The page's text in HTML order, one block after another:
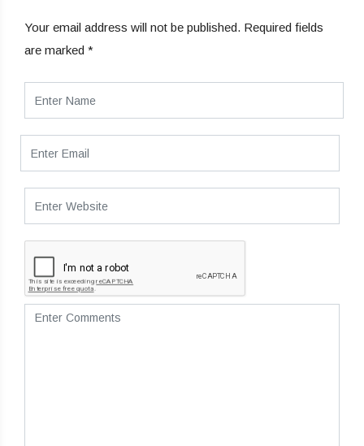
Your email address will not be published. Required fields
are marked *